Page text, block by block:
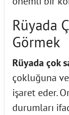
Rüyada
Görmek
Rüyada çok
çokluğuna ve
işaret eder.
durumları